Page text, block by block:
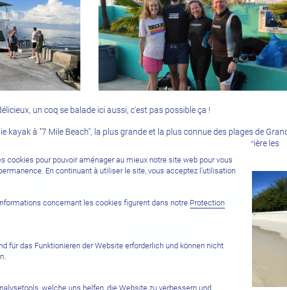
un coq se balade ici aussi, c'est pas possible ça !
kayak à "7 Mile Beach", la plus grande et la plus connue des plages de
poudreux et une eau cristalline, à l'infini. Les hôtels entre et derrière les
10 à 20 minutes de l'aéroport.
cookies pour pouvoir aménager au mieux notre site web pour vous
En continuant à utiliser le site, vous acceptez l’utilisation
concernant les cookies figurent dans notre Protection
für das Funktionieren der Website erforderlich und können nicht
welche uns helfen, die Website zu verbessern und